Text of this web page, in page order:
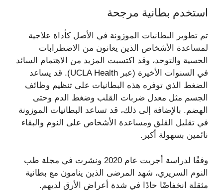
استخدم بطانية مرجحة
تم تطوير البطانيات الموزونة في الأصل كأداة علاجية
لمساعدة الأشخاص الذين يعانون من الاضطرابات
الحسية والتوحد، وقد اكتسبت المزيد من الاهتمام السائد
في السنوات الأخيرة (عبر UCLA Health). قد يساعد
الضغط الذي توفره هذه البطانيات على تنظيم وظائف
الجسم مثل معدل ضربات القلب وضغط الدم وحتى
الهضم. بالإضافة إلى ذلك، قد تساعد البطانيات الموزونة
في تقليل القلق ومساعدة الأشخاص على النوم والبقاء
نائمين بسهولة أكبر.
وفقًا لدراسة أجريت عام 2020 ونشرت في مجلة طب
النوم السريري، شهد المرضى الذين ينامون مع بطانية
مثقلة انخفاضًا حادًا في شدة أعراض الأرق لديهم.